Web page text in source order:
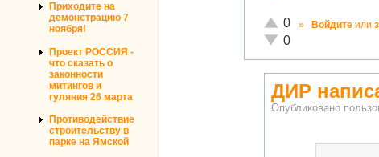
Приходите на
демонстрацию 7
ноября!
Проект РОССИЯ -
что сказать о
законности
митингов и
гуляния 26 марта
Противодействие
строительству в
парке на Ямской
Отлично!
0
Неадекватно!
0
» Войдите или
ДИР
Опубликовано